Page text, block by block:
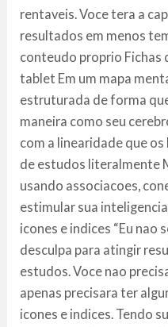
rentaveis. Voce tera a
resultados em menos
conteudo proprio Fichas
tablet Em um mapa
estruturada de forma
maneira como seu
com a linearidade que
de estudos literalmente
usando associacoes,
estimular sua
icones e indices “Eu nao
desculpa para atingir
estudos. Voce nao
apenas precisara ter
icones e indices. Tendo